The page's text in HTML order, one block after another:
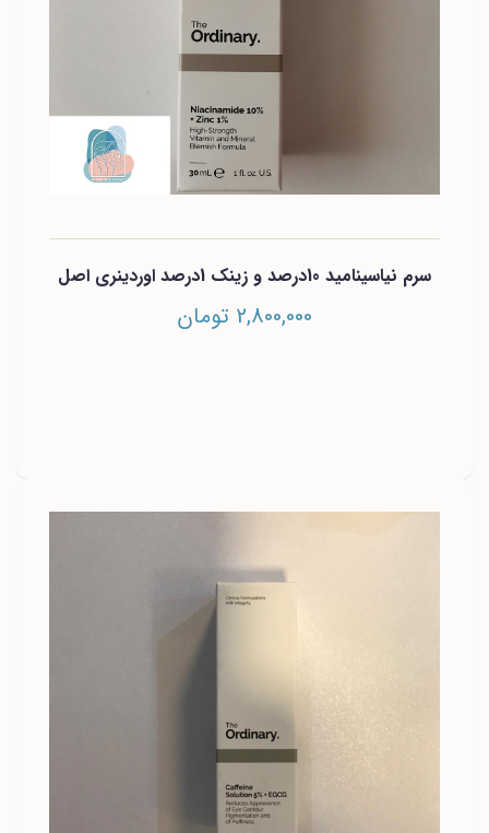
سرم نیاسینامید 10درصد و زینک 1درصد اوردینری اصل
2,800,000 تومان